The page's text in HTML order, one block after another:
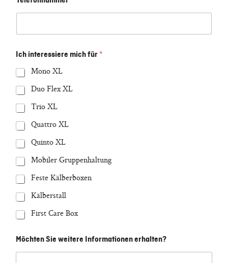
Ich interessiere mich für *
Mono XL
Duo Flex XL
Trio XL
Quattro XL
Quinto XL
Mobiler Gruppenhaltung
Feste Kälberboxen
Kälberstall
First Care Box
Möchten Sie weitere Informationen erhalten?